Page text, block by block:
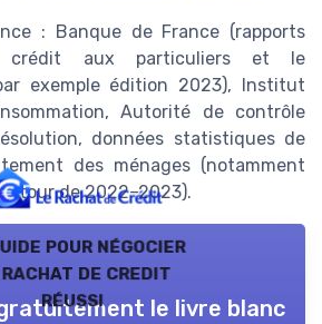
: Banque de France (rapports
crédit aux particuliers et le
exemple édition 2023), Institut
Autorité de contrôle
données statistiques de
des ménages (notamment
de 2022–2023).
pour négocier
rachat de credit
réussi le livre blanc